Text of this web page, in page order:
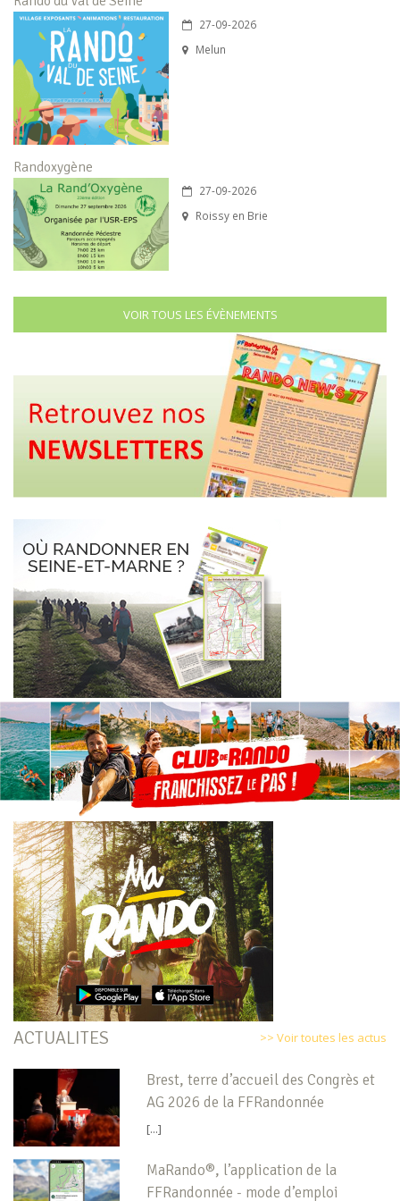
27-09-2026
Melun
Randoxygène
27-09-2026
Roissy en Brie
VOIR TOUS LES ÉVÈNEMENTS
>> Voir toutes les actus
ACTUALITES
Brest, terre d’accueil des Congrès et
AG 2026 de la FFRandonnée
[...]
MaRando®, l’application de la
FFRandonnée - mode d’emploi